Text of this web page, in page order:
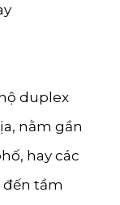
duplex
nằm gần
hay các
đến tầm